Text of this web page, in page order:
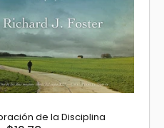
del Oso 1569 - Edición de